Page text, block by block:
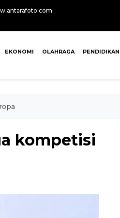
EKONOMI OLAHRAGA PENDIDIKAN
kompetisi